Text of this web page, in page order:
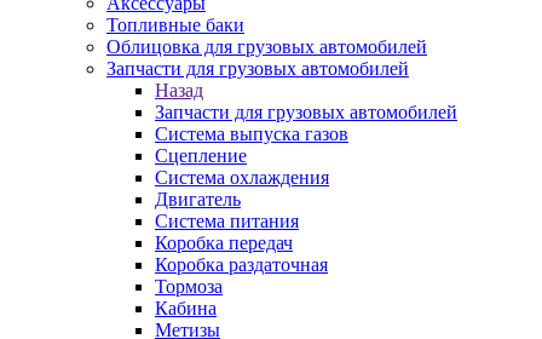
Топливные баки
Облицовка для грузовых автомобилей
Запчасти для грузовых автомобилей
Назад
Запчасти для грузовых автомобилей
Система выпуска газов
Сцепление
Система охлаждения
Двигатель
Система питания
Коробка передач
Коробка раздаточная
Тормоза
Кабина
Метизы